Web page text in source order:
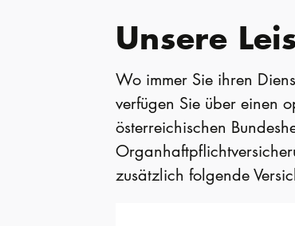
Unsere
Wo immer Sie ihren
verfügen Sie über einen
österreichischen
zusätzlich folgende